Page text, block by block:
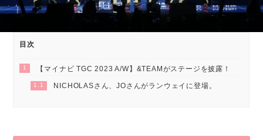
目次
1 【マイナビ TGC 2023 A/W】&TEAMがステージを披露！
1.1 NICHOLASさん、JOさんがランウェイに登場。